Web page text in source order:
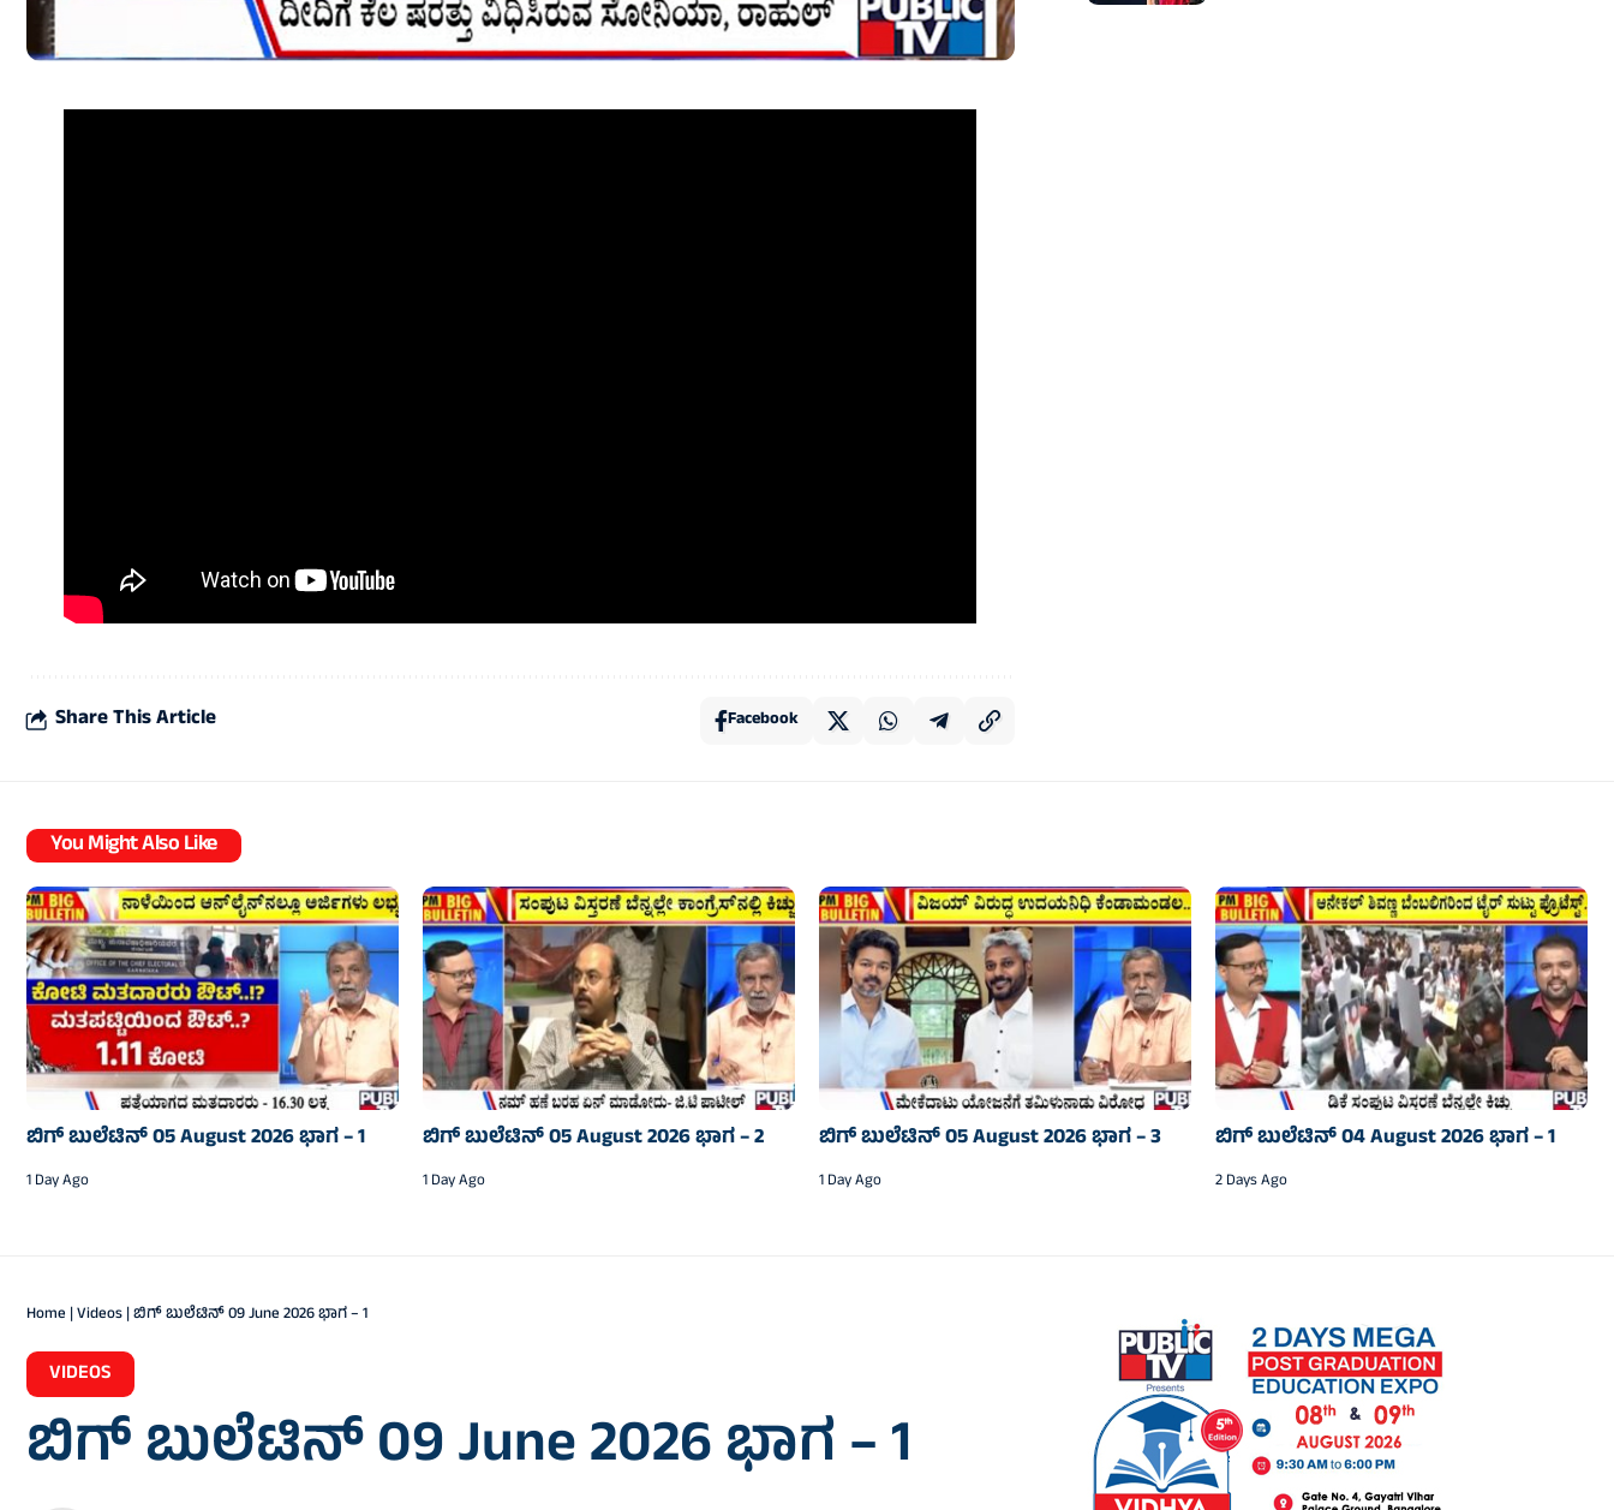
Share This Article Facebook
You Might Also Like
ಬಿಗ್‌ ಬುಲೆಟಿನ್‌ 05 August 2026 ಭಾಗ – 1
1 Day Ago
ಬಿಗ್‌ ಬುಲೆಟಿನ್‌ 05 August 2026 ಭಾಗ – 2
1 Day Ago
ಬಿಗ್‌ ಬುಲೆಟಿನ್‌ 05 August 2026 ಭಾಗ – 3
1 Day Ago
ಬಿಗ್‌ ಬುಲೆಟಿನ್‌ 04 August 2026 ಭಾಗ – 1
2 Days Ago
Home |Videos|ಬಿಗ್‌ ಬುಲೆಟಿನ್‌ 09 June 2026 ಭಾಗ – 1
VIDEOS
ಬಿಗ್‌ ಬುಲೆಟಿನ್‌ 09 June 2026 ಭಾಗ – 1